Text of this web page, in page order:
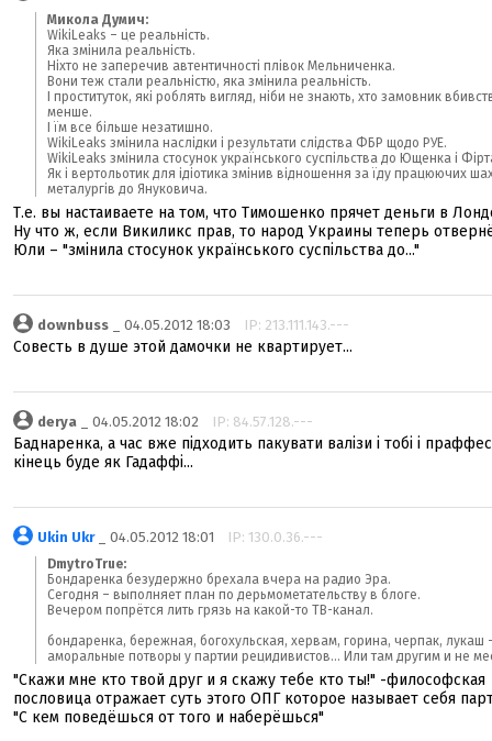
Микола Думич:
WikiLeaks – це реальність.
Яка змінила реальність.
Ніхто не заперечив автентичності плівок Мельниченка.
Вони теж стали реальністю, яка змінила реальність.
І проституток, які роблять вигляд, ніби не знають, хто замовник
менше.
І їм все більше незатишно.
WikiLeaks змінила наслідки і результати слідства ФБР щодо РУЕ.
WikiLeaks змінила стосунок українського суспільства до Ющенка і
Як і вертольотик для ідіотика змінив відношення за їду працюючих
металургів до Януковича.
Т.е. вы настаиваете на том, что Тимошенко прячет деньги в
Ну что ж, если Викиликс прав, то народ Украины теперь
Юли – "змінила стосунок українського суспільства до..."
downbuss _ 04.05.2012 18:03 IP: 213.111.143.---
Совесть в душе этой дамочки не квартирует...
derya _ 04.05.2012 18:02 IP: 84.57.128.---
Баднаренка, а час вже підходить пакувати валізи і тобі і
кінець буде як Гадаффі...
Ukin Ukr_ 04.05.2012 18:01 IP: 130.0.36.---
DmytroTrue:
Бондаренка безудержно брехала вчера на радио Эра.
Сегодня – выполняет план по дерьмометательству в блоге.
Вечером попрётся лить грязь на какой-то ТВ-канал.
бондаренка, бережная, богохульская, хервам, горина, черпак, лукаш
аморальные потворы у партии рецидивистов... Или там другим и не
"Скажи мне кто твой друг и я скажу тебе кто ты!" -философская
пословица отражает суть этого ОПГ которое называет себя
"С кем поведёшься от того и наберёшься"